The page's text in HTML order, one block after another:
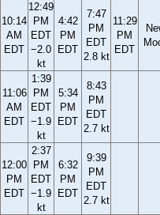
10:14
AM
EDT
12:49
PM
EDT
−2.0
kt
4:42
PM
EDT
7:47
PM
EDT
2.8 kt
11:29
PM
EDT
11:06
AM
EDT
1:39
PM
EDT
−1.9
kt
5:34
PM
EDT
8:43
PM
EDT
2.7 kt
12:00
PM
EDT
2:37
PM
EDT
−1.9
kt
6:32
PM
EDT
9:39
PM
EDT
2.7 kt